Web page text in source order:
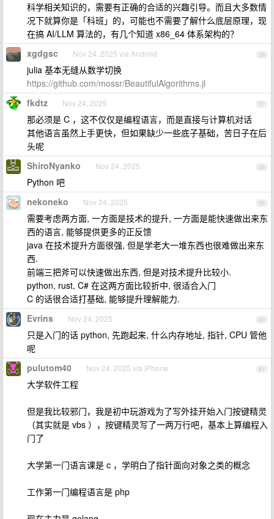
科学相关知识的，需要有正确的合适的兴趣引导。而且大多数情
况下就算你是「科班」的，可能也不需要了解什么底层原理，现
在搞 AI/LLM 算法的，有几个知道 x86_64 体系架构的？
56
xgdgsc Nov 24, 2025 via Android
julia 基本无缝从数学切换
https://github.com/mossr/BeautifulAlgorithms.jl
57
fkdtz Nov 24, 2025
那必须是 C ，这不仅仅是编程语言，而是直接与计算机对话
其他语言虽然上手更快，但如果缺少一些底子基础，苦日子在后
头呢
58
ShiroNyanko Nov 24, 2025
Python 吧
59
nekoneko Nov 24, 2025
需要考虑两方面, 一方面是技术的提升, 一方面是能快速做出来东
西的语言, 能够提供更多的正反馈
java 在技术提升方面很强, 但是学老大一堆东西也很难做出来东
西.
前端三把斧可以快速做出东西, 但是对技术提升比较小.
python, rust, C# 在这两方面比较折中, 很适合入门
C 的话很合适打基础, 能够提升理解能力.
60
Evrins Nov 24, 2025
只是入门的话 python, 先跑起来, 什么内存地址, 指针, CPU 管他
呢
61
pulutom40 Nov 24, 2025 via iPhone
大学软件工程
但是我比较邪门，我是初中玩游戏为了写外挂开始入门按键精灵
（其实就是 vbs ），按键精灵写了一两万行吧，基本上算编程入
门了
大学第一门语言课是 c ，学明白了指针面向对象之类的概念
工作第一门编程语言是 php